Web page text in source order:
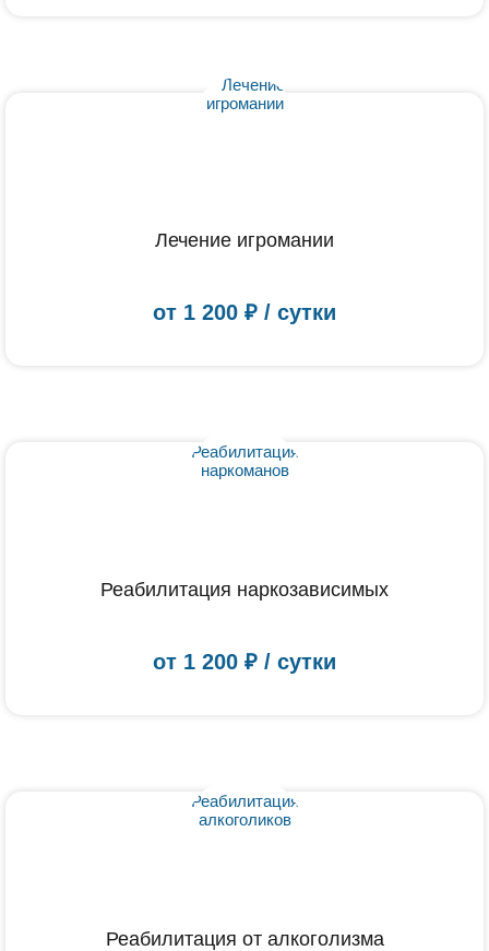
Лечение игромании
от 1 200 ₽ / сутки
Реабилитация наркозависимых
от 1 200 ₽ / сутки
Реабилитация от алкоголизма